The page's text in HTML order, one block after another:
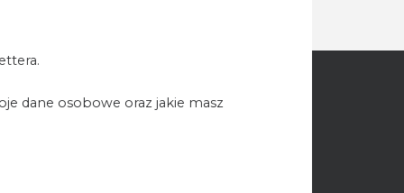
dane osobowe oraz jakie masz